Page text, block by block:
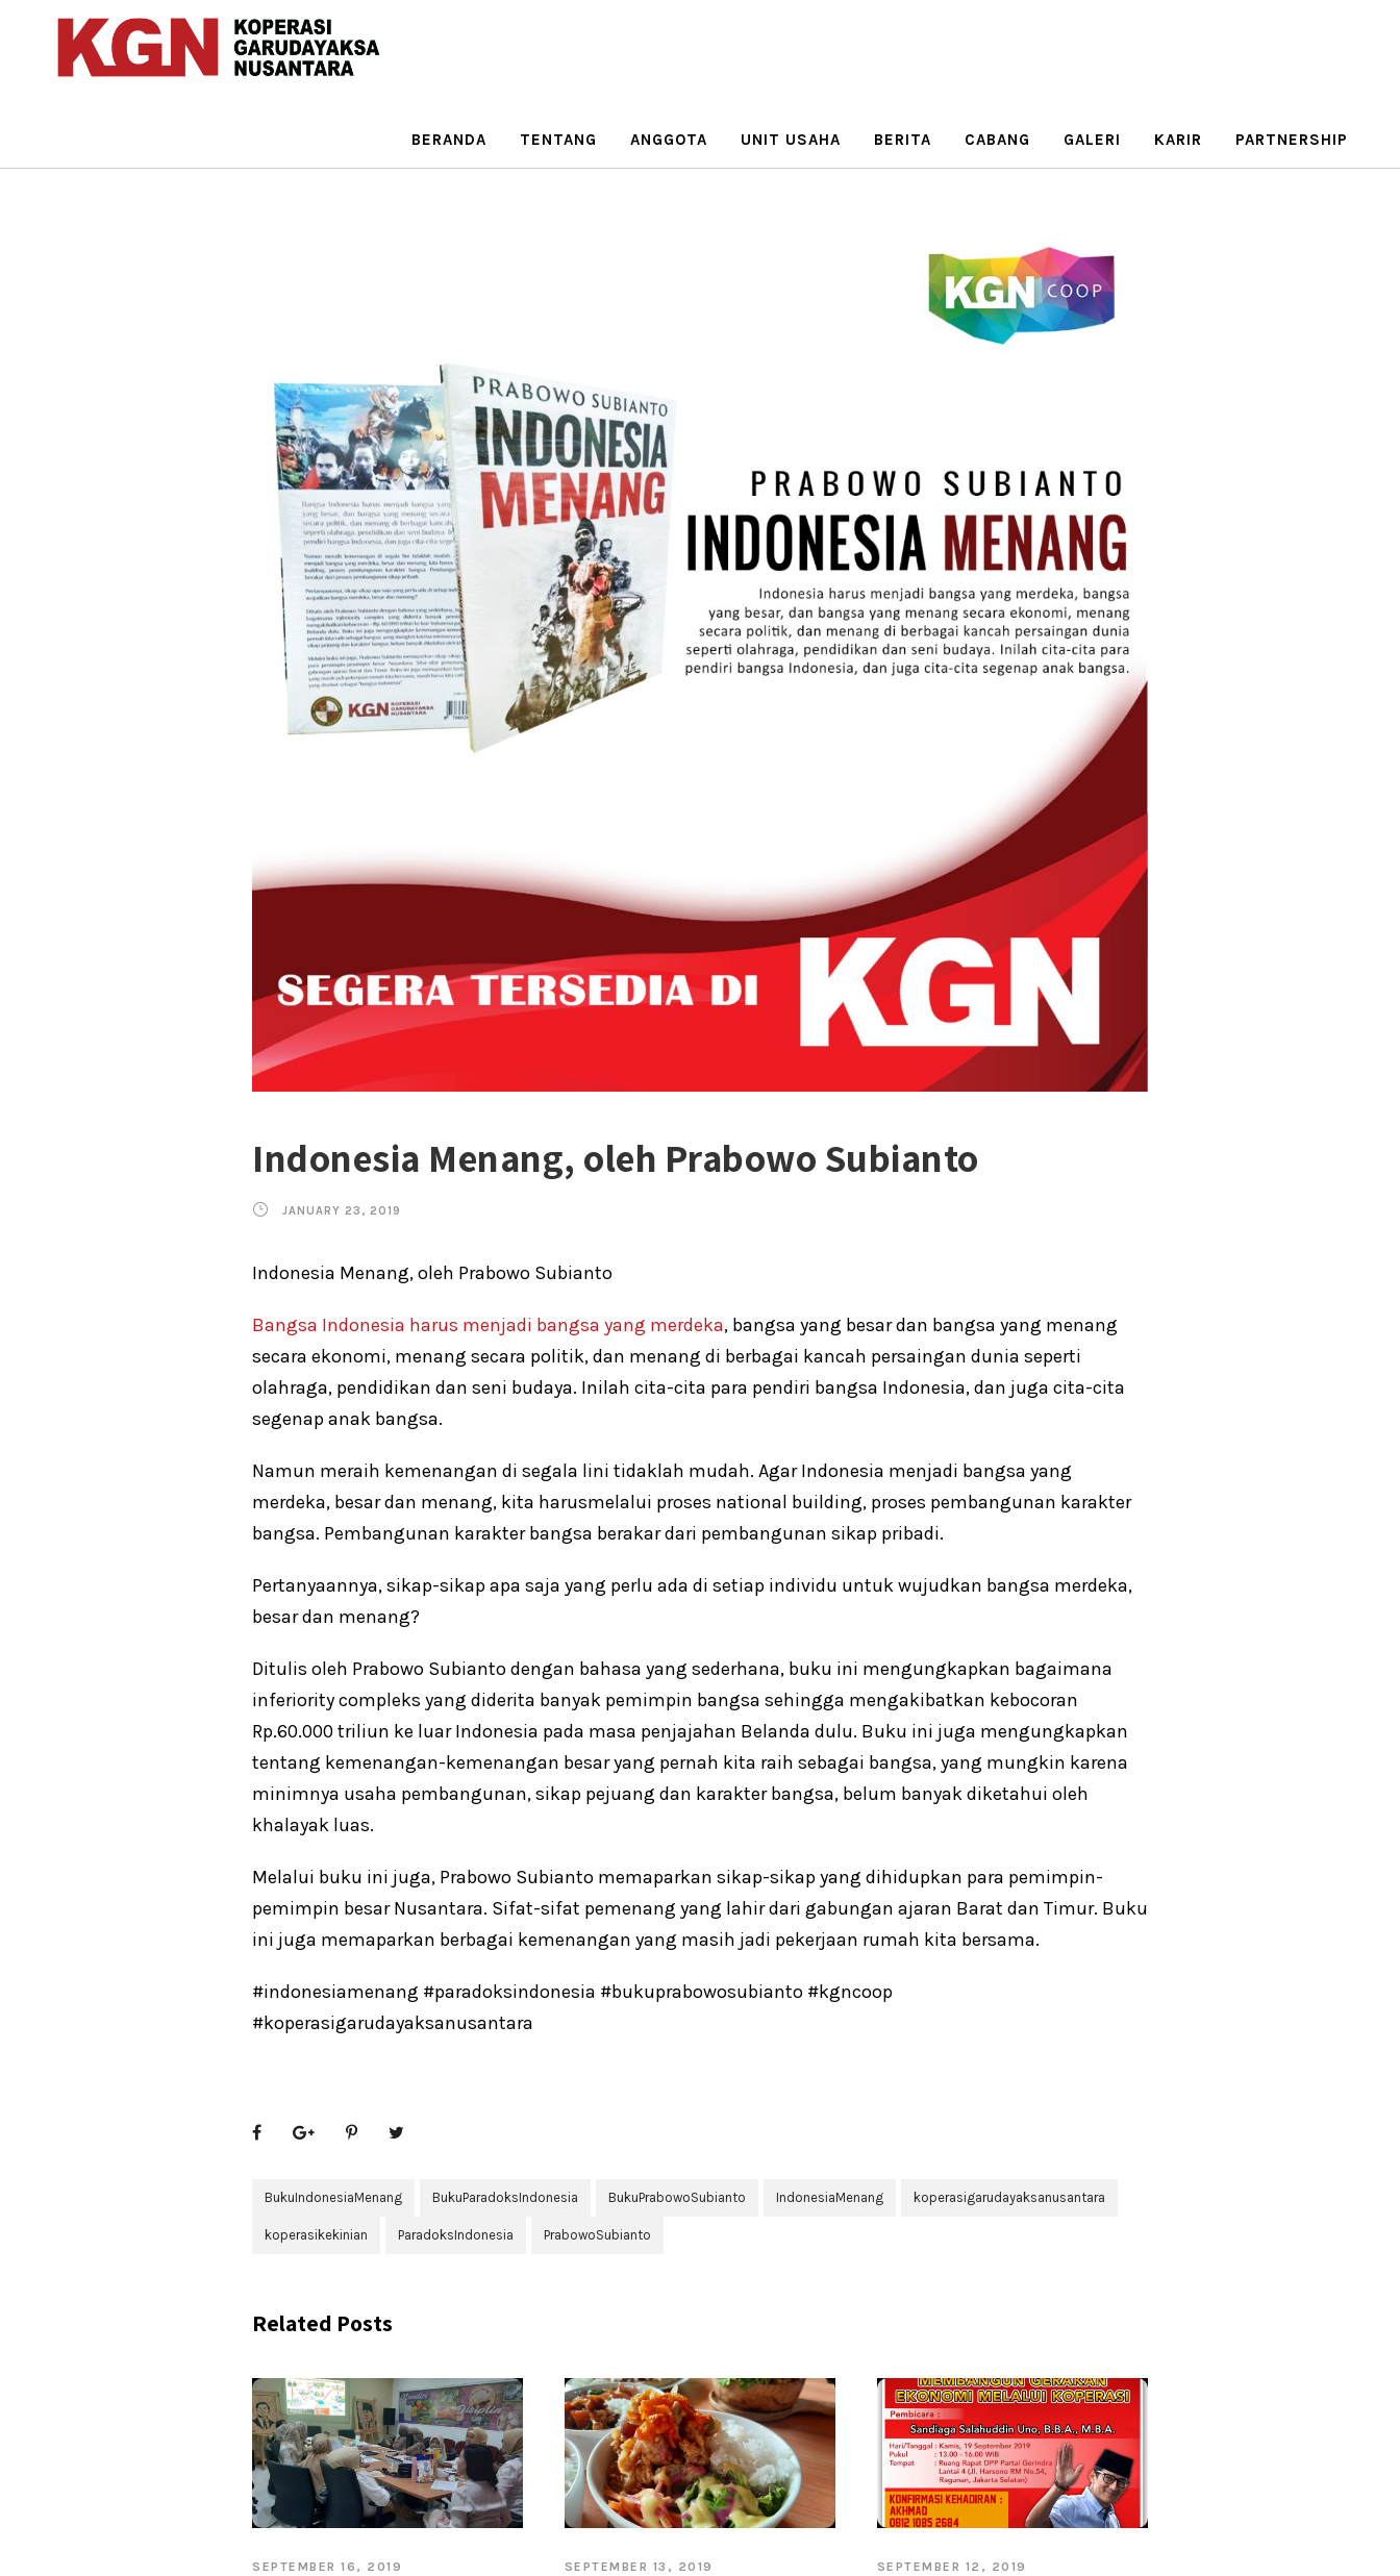
BERANDA TENTANG ANGGOTA UNIT USAHA BERITA CABANG GALERI KARIR PARTNERSHIP
Indonesia Menang, oleh Prabowo Subianto
JANUARY 23, 2019
Indonesia Menang, oleh Prabowo Subianto
Bangsa Indonesia harus menjadi bangsa yang merdeka, bangsa yang besar dan bangsa yang menang
secara ekonomi, menang secara politik, dan menang di berbagai kancah persaingan dunia seperti
olahraga, pendidikan dan seni budaya. Inilah cita-cita para pendiri bangsa Indonesia, dan juga cita-cita
segenap anak bangsa.
Namun meraih kemenangan di segala lini tidaklah mudah. Agar Indonesia menjadi bangsa yang
merdeka, besar dan menang, kita harusmelalui proses national building, proses pembangunan karakter
bangsa. Pembangunan karakter bangsa berakar dari pembangunan sikap pribadi.
Pertanyaannya, sikap-sikap apa saja yang perlu ada di setiap individu untuk wujudkan bangsa merdeka,
besar dan menang?
Ditulis oleh Prabowo Subianto dengan bahasa yang sederhana, buku ini mengungkapkan bagaimana
inferiority compleks yang diderita banyak pemimpin bangsa sehingga mengakibatkan kebocoran
Rp.60.000 triliun ke luar Indonesia pada masa penjajahan Belanda dulu. Buku ini juga mengungkapkan
tentang kemenangan-kemenangan besar yang pernah kita raih sebagai bangsa, yang mungkin karena
minimnya usaha pembangunan, sikap pejuang dan karakter bangsa, belum banyak diketahui oleh
khalayak luas.
Melalui buku ini juga, Prabowo Subianto memaparkan sikap-sikap yang dihidupkan para pemimpin-
pemimpin besar Nusantara. Sifat-sifat pemenang yang lahir dari gabungan ajaran Barat dan Timur. Buku
ini juga memaparkan berbagai kemenangan yang masih jadi pekerjaan rumah kita bersama.
#indonesiamenang #paradoksindonesia #bukuprabowosubianto #kgncoop
#koperasigarudayaksanusantara
BukuIndonesiaMenang BukuParadoksIndonesia BukuPrabowoSubianto IndonesiaMenang koperasigarudayaksanusantara
koperasikekinian ParadoksIndonesia PrabowoSubianto
Related Posts
SEPTEMBER 16, 2019 SEPTEMBER 13, 2019 SEPTEMBER 12, 2019